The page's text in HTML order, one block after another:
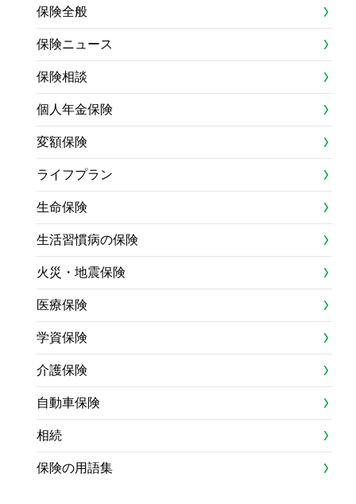
保険全般
保険ニュース
保険相談
個人年金保険
変額保険
ライフプラン
生命保険
生活習慣病の保険
火災・地震保険
医療保険
学資保険
介護保険
自動車保険
相続
保険の用語集